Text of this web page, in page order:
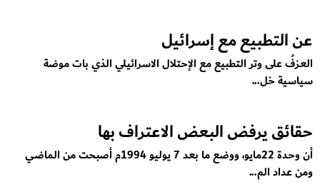
عن التطبيع مع إسرائيل
العـزفُ على وتر التطبيع مع الإحتلال الاسرائيلي الذي بات موضة
سياسية خل...
حقائق يرفض البعض الاعتراف بها
أن وحدة 22مايو، ووضع ما بعد 7 يوليو 1994م أصبحت من الماضي
ومن عداد الم...